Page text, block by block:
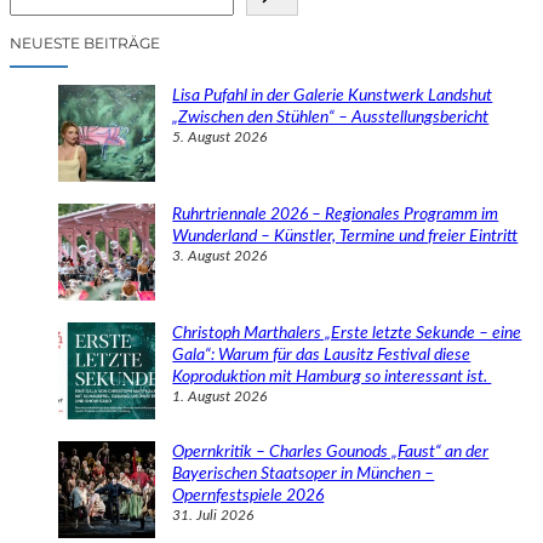
cNEUESTE BEITRÄGE
Lisa Pufahl in der Galerie Kunstwerk Landshut
„Zwischen den Stühlen“ – Ausstellungsbericht
5. August 2026
Ruhrtriennale 2026 – Regionales Programm im
Wunderland – Künstler, Termine und freier Eintritt
3. August 2026
Christoph Marthalers „Erste letzte Sekunde – eine
Gala“: Warum für das Lausitz Festival diese
Koproduktion mit Hamburg so interessant ist.
1. August 2026
Opernkritik – Charles Gounods „Faust“ an der
Bayerischen Staatsoper in München –
Opernfestspiele 2026
31. Juli 2026